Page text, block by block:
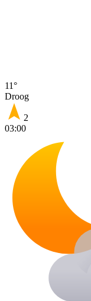
11°
Droog
2
03:00